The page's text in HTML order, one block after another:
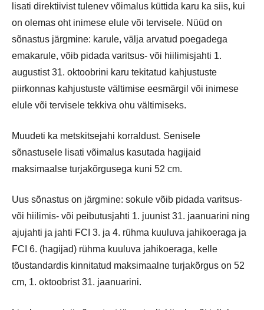
lisati direktiivist tulenev võimalus küttida karu ka siis, kui
on olemas oht inimese elule või tervisele. Nüüd on
sõnastus järgmine: karule, välja arvatud poegadega
emakarule, võib pidada varitsus- või hiilimisjahti 1.
augustist 31. oktoobrini karu tekitatud kahjustuste
piirkonnas kahjustuste vältimise eesmärgil või inimese
elule või tervisele tekkiva ohu vältimiseks.
Muudeti ka metskitsejahi korraldust. Senisele
sõnastusele lisati võimalus kasutada hagijaid
maksimaalse turjakõrgusega kuni 52 cm.
Uus sõnastus on järgmine: sokule võib pidada varitsus-
või hiilimis- või peibutusjahti 1. juunist 31. jaanuarini ning
ajujahti ja jahti FCI 3. ja 4. rühma kuuluva jahikoeraga ja
FCI 6. (hagijad) rühma kuuluva jahikoeraga, kelle
tõustandardis kinnitatud maksimaalne turjakõrgus on 52
cm, 1. oktoobrist 31. jaanuarini.